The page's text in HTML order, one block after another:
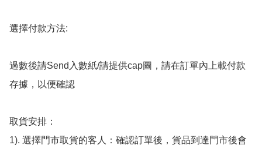
選擇付款方法:
過數後請Send入數紙/請提供cap圖，請在訂單內上載付款
存據，以便確認
取貨安排：
1). 選擇門市取貨的客人：確認訂單後，貨品到達門市後會